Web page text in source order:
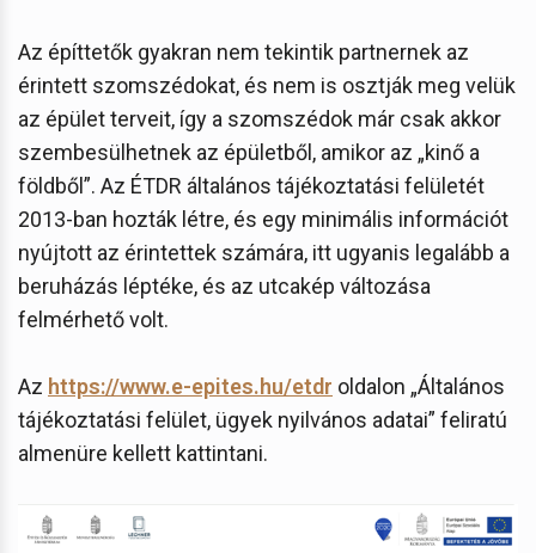
Az építtetők gyakran nem tekintik partnernek az
érintett szomszédokat, és nem is osztják meg velük
az épület terveit, így a szomszédok már csak akkor
szembesülhetnek az épületből, amikor az „kinő a
földből”. Az ÉTDR általános tájékoztatási felületét
2013-ban hozták létre, és egy minimális információt
nyújtott az érintettek számára, itt ugyanis legalább a
beruházás léptéke, és az utcakép változása
felmérhető volt.
Az https://www.e-epites.hu/etdr oldalon „Általános
tájékoztatási felület, ügyek nyilvános adatai” feliratú
almenüre kellett kattintani.